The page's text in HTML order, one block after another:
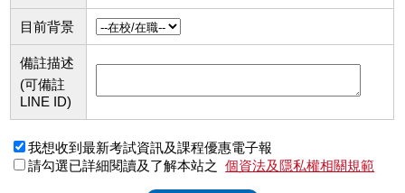
目前背景
備註描述
(可備註
LINE ID)
我想收到最新考試資訊及課程優惠電子報
請勾選已詳細閱讀及了解本站之
個資法及隱私權相關規範